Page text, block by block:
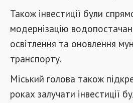
Також інвестиції були
модернізацію
освітлення та оновлення
транспорту.
Міський голова також
роках залучати інвестиції